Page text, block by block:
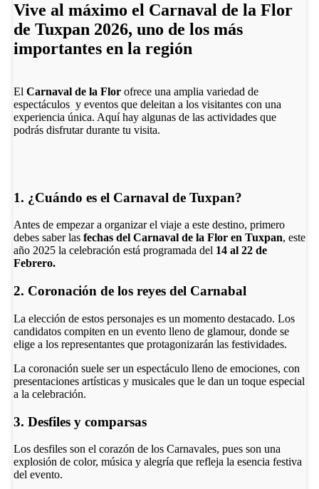
Vive al máximo el Carnaval de la Flor
de Tuxpan 2026, uno de los más
importantes en la región
El Carnaval de la Florofrece una amplia variedad de
espectáculos y eventos que deleitan a los visitantes con una
experiencia única. Aquí hay algunas de las actividades que
podrás disfrutar durante tu visita.
1. ¿Cuándo es el Carnaval de Tuxpan?
Antes de empezar a organizar el viaje a este destino, primero
debes saber las fechas del Carnaval de la Flor en Tuxpan, este
año 2025 la celebración está programada del 14 al 22 de
Febrero.
2. Coronación de los reyes del Carnabal
La elección de estos personajes es un momento destacado. Los
candidatos compiten en un evento lleno de glamour, donde se
elige a los representantes que protagonizarán las festividades.
La coronación suele ser un espectáculo lleno de emociones, con
presentaciones artísticas y musicales que le dan un toque especial
a la celebración.
3. Desfiles y comparsas
Los desfiles son el corazón de los Carnavales, pues son una
explosión de color, música y alegría que refleja la esencia festiva
del evento.